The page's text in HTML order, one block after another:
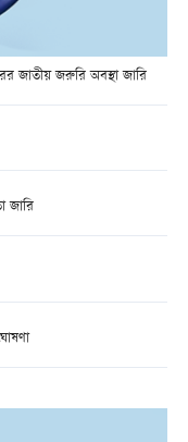
জাতীয় জরুরি অবস্থা জারি
জারি